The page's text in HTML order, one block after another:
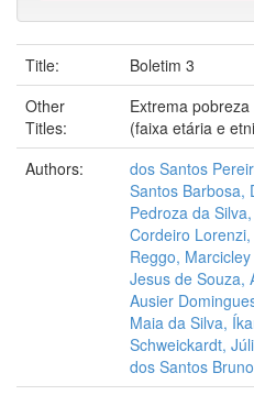
Title:
Boletim 3
Other
Titles:
Extrema
(faixa etária e
Authors:
dos Santos
Santos Barbosa,
Pedroza da
Cordeiro
Reggo, Marcicley
Jesus de Souza,
Ausier
Maia da Silva,
Schweickardt,
dos Santos